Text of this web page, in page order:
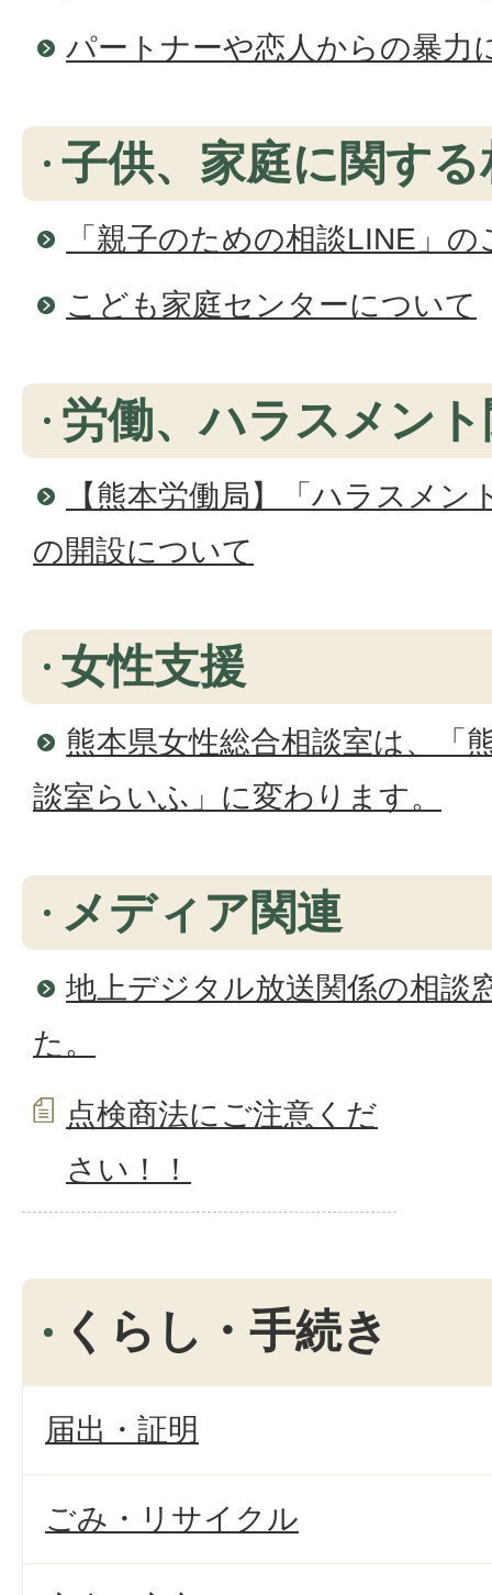
パートナーや恋人からの暴力
子供、家庭に関する
「親子のための相談LINE」の
こども家庭センターについて
労働、ハラスメン
【熊本労働局】「ハラスメン
の開設について
女性支援
熊本県女性総合相談室は、「
談室らいふ」に変わります。
メディア関連
地上デジタル放送関係の相談
た。
点検商法にご注意くだ
さい！！
くらし・手続き
届出・証明
ごみ・リサイクル